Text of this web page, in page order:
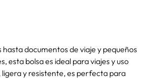
documentos de viaje y pequeños
esta bolsa es ideal para viajes y uso
y resistente, es perfecta para